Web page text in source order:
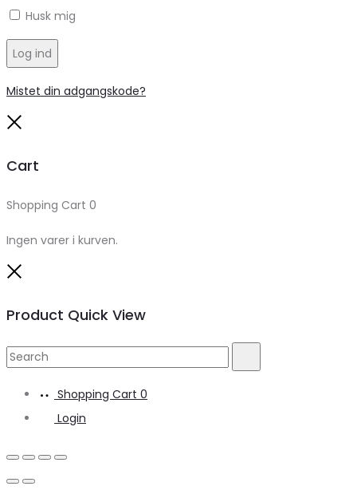
Husk mig
Log ind
Mistet din adgangskode?
Cart
Shopping Cart 0
Ingen varer i kurven.
Product Quick View
Search
Shopping Cart 0
Login